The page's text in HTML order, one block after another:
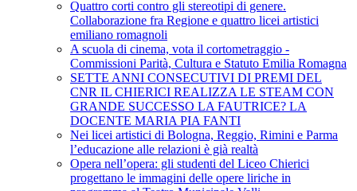
Quattro corti contro gli stereotipi di genere.
Collaborazione fra Regione e quattro licei artistici
emiliano romagnoli
A scuola di cinema, vota il cortometraggio -
Commissioni Parità, Cultura e Statuto Emilia Romagna
SETTE ANNI CONSECUTIVI DI PREMI DEL
CNR IL CHIERICI REALIZZA LE STEAM CON
GRANDE SUCCESSO LA FAUTRICE? LA
DOCENTE MARIA PIA FANTI
Nei licei artistici di Bologna, Reggio, Rimini e Parma
l’educazione alle relazioni è già realtà
Opera nell’opera: gli studenti del Liceo Chierici
progettano le immagini delle opere liriche in